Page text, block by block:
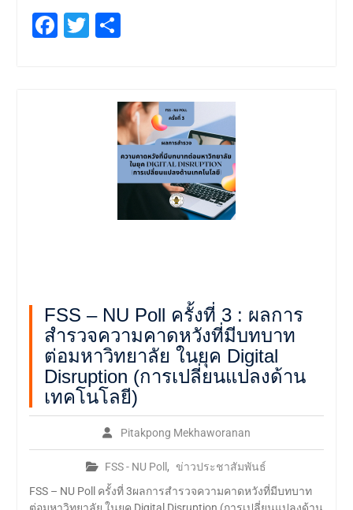
Facebook
Twitter
Share
FSS – NU Poll ครั้งที่ 3 : ผลการ
สำรวจความคาดหวังที่มีบทบาท
ต่อมหาวิทยาลัย ในยุค Digital
Disruption (การเปลี่ยนแปลงด้าน
เทคโนโลยี)
Pitakpong Mekhaworanan
FSS - NU Poll , ข่าวประชาสัมพันธ์
FSS – NU Poll ครั้งที่ 3ผลการสำรวจความคาดหวังที่มีบทบาท